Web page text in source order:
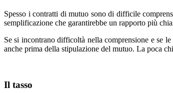
Spesso i contratti di mutuo sono di difficile
semplificazione che garantirebbe un rapporto più
Se si incontrano difficoltà nella comprensione e se
anche prima della stipulazione del mutuo. La poca
Il tasso